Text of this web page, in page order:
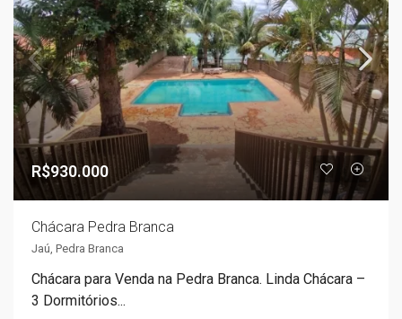
R$930.000
Chácara Pedra Branca
Jaú, Pedra Branca
Chácara para Venda na Pedra Branca. Linda Chácara –
3 Dormitórios...